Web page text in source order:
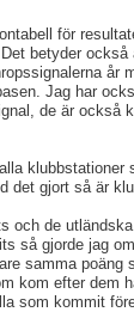
för
betyder också
år
Jag har
de är också
klubbstationer
det gjort så är
och de
så gjorde jag
samma poäng
kom efter dem
som kommit